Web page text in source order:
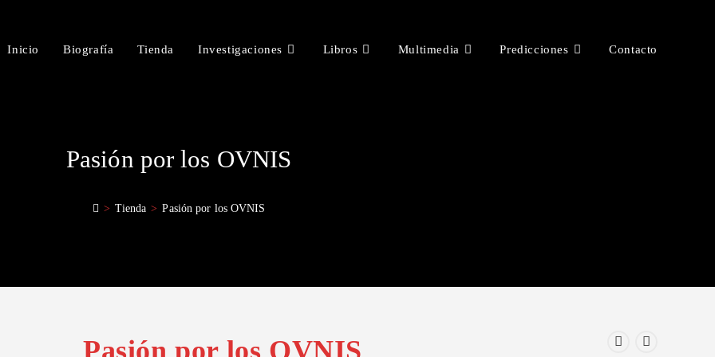
Inicio Biografía Tienda Investigaciones Libros Multimedia Predicciones Contacto
Pasión por los OVNIS
> Tienda > Pasión por los OVNIS
Pasión por los OVNIS